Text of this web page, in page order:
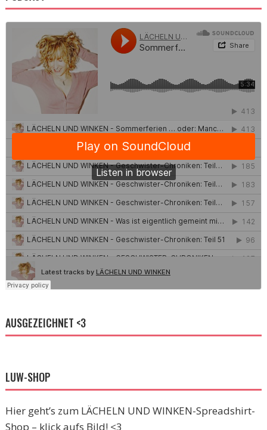
AUSGEZEICHNET <3
LUW-SHOP
Hier geht’s zum LÄCHELN UND WINKEN-Spreadshirt-
Shop – klick aufs Bild! <3